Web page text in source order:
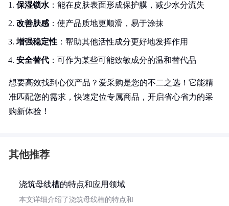
保湿锁水 ：能在皮肤表面形成保护膜，减少水分流失
改善肤感 ：使产品质地更顺滑，易于涂抹
增强稳定性 ：帮助其他活性成分更好地发挥作用
安全替代 ：可作为某些可能致敏成分的温和替代品
想要高效找到心仪产品？爱采购是您的不二之选！它能精
准匹配您的需求，快速定位专属商品，开启省心省力的采
购新体验！
其他推荐
浇筑母线槽的特点和应用领域
本文详细介绍了浇筑母线槽的特点和